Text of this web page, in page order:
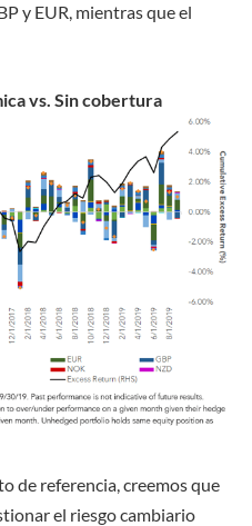
y EUR, mientras que el
vs. Sin cobertura
de referencia, creemos que
el riesgo cambiario